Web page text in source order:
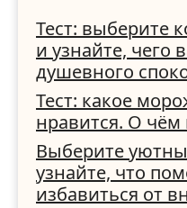
трудностями
Тест: выберите
и узнайте, чего
душевного
Тест: какое
нравится. О чём
Выберите
узнайте, что
избавиться от